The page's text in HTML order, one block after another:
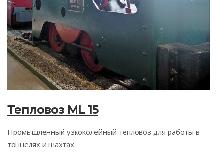
Тепловоз ML 15
Промышленный узкоколейный тепловоз для работы в
тоннелях и шахтах.